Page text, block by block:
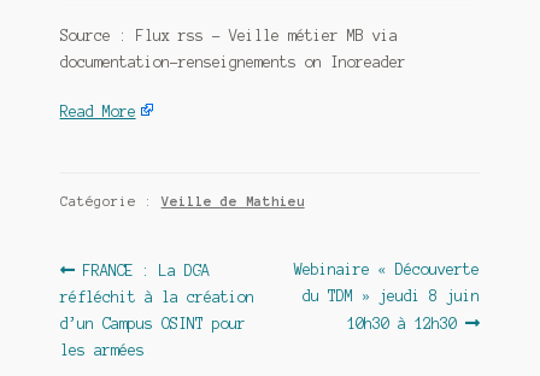
Source : Flux rss – Veille métier MB via
documentation-renseignements on Inoreader
Read More
Catégorie :Veille de Mathieu
Navigation
de
l’article
Article
précédent :
FRANCE : La DGA
réfléchit à la création
d’un Campus OSINT pour
les armées
Article
suivant :
Webinaire « Découverte
du TDM » jeudi 8 juin
10h30 à 12h30